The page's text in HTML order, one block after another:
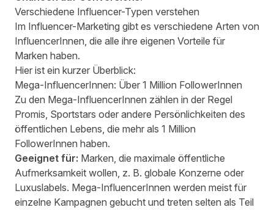
Verschiedene Influencer-Typen verstehen
Im Influencer-Marketing gibt es verschiedene Arten von
InfluencerInnen, die alle ihre eigenen Vorteile für
Marken haben.
Hier ist ein kurzer Überblick:
Mega-InfluencerInnen: Über 1 Million FollowerInnen
Zu den Mega-InfluencerInnen zählen in der Regel
Promis, Sportstars oder andere Persönlichkeiten des
öffentlichen Lebens, die mehr als 1 Million
FollowerInnen haben.
Geeignet für: Marken, die maximale öffentliche
Aufmerksamkeit wollen, z. B. globale Konzerne oder
Luxuslabels. Mega-InfluencerInnen werden meist für
einzelne Kampagnen gebucht und treten selten als Teil